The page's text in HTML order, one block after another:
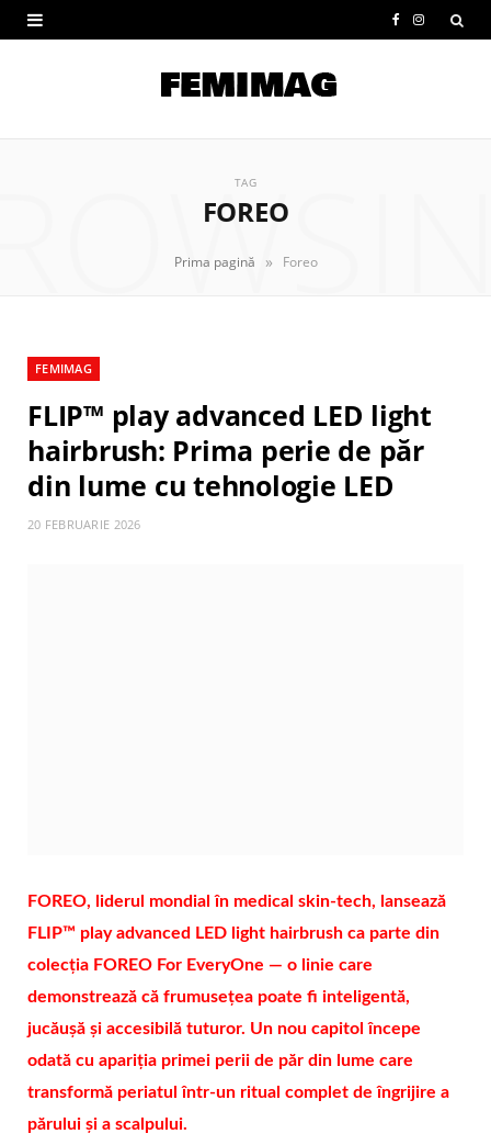
e
I
t
TAG
FOREO
Prima pagină » Foreo
FEMIMAG
FLIP™ play advanced LED light
hairbrush: Prima perie de păr
din lume cu tehnologie LED
20 FEBRUARIE 2026
FOREO, liderul mondial în medical skin-tech, lansează
FLIP™ play advanced LED light hairbrush ca parte din
colecția FOREO For EveryOne — o linie care
demonstrează că frumusețea poate fi inteligentă,
jucăușă și accesibilă tuturor. Un nou capitol începe
odată cu apariția primei perii de păr din lume care
transformă periatul într-un ritual complet de îngrijire a
părului și a scalpului.